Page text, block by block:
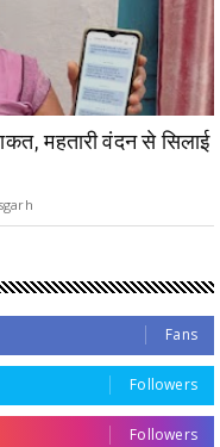
महतारी वंदन से सिलाई
Fans
Followers
Followers